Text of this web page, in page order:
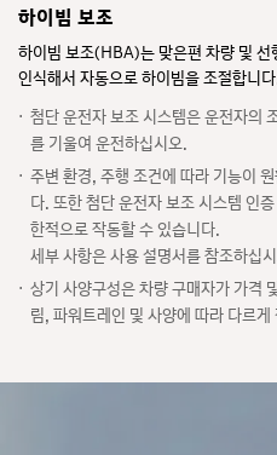
하이빔 보조
하이빔 보조(HBA)는 맞은편 차량 및 선
인식해서 자동으로 하이빔을 조절합니
첨단 운전자 보조 시스템은 운전자의
를 기울여 운전하십시오.
주변 환경, 주행 조건에 따라 기능이
다. 또한 첨단 운전자 보조 시스템 인
한적으로 작동할 수 있습니다.
세부 사항은 사용 설명서를 참조하십
상기 사양구성은 차량 구매자가 가격
림, 파워트레인 및 사양에 따라 다르게